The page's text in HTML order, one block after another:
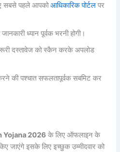
सबसे पहले आपकोआधिकारिक पोर्टल पर
ध्यान पूर्वक भरनी होगी।
दस्तावेज को स्कैन करके अपलोड
की पश्चात सफलतापूर्वक सबमिट कर
Yojana 2026 के लिए ऑफलाइन के
जाएंगे इसके लिए इच्छुक उम्मीदवार को